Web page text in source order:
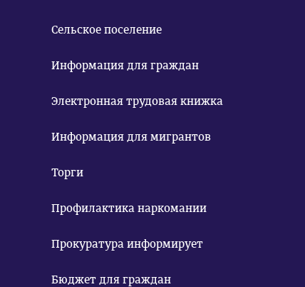
Сельское поселение
Информация для граждан
Электронная трудовая книжка
Информация для мигрантов
Торги
Профилактика наркомании
Прокуратура информирует
Бюджет для граждан